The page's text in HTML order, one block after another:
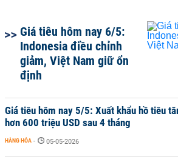
Giá tiêu hôm nay 6/5:
Indonesia điều chỉnh
giảm, Việt Nam giữ ổn
định
Giá tiêu hôm nay 5/5: Xuất khẩu hồ tiêu
hơn 600 triệu USD sau 4 tháng
HÀNG HÓA - 05-05-2026